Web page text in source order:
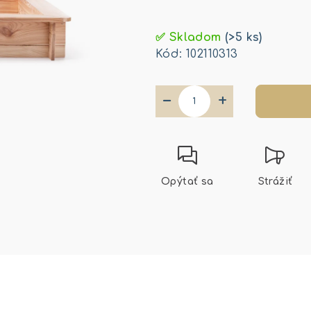
cena:
✅ Skladom (>5 ks)
Kód: 102110313
+
−
Opýtať sa Strážiť